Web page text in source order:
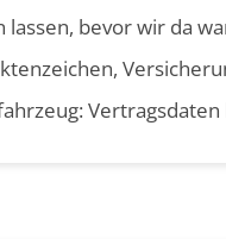
bevor wir da